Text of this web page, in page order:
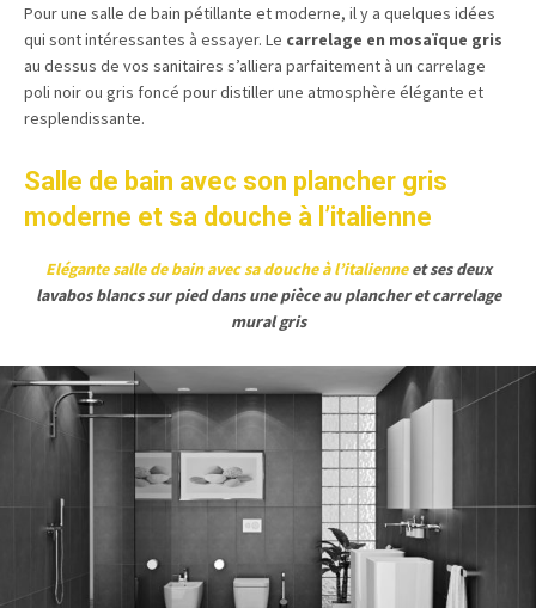
Pour une salle de bain pétillante et moderne, il y a quelques idées
qui sont intéressantes à essayer. Le carrelage en mosaïque gris
au dessus de vos sanitaires s’alliera parfaitement à un carrelage
poli noir ou gris foncé pour distiller une atmosphère élégante et
resplendissante.
Salle de bain avec son plancher gris
moderne et sa douche à l’italienne
Elégante salle de bain avec sa douche à l’italienneet ses deux
lavabos blancs sur pied dans une pièce au plancher et carrelage
mural gris